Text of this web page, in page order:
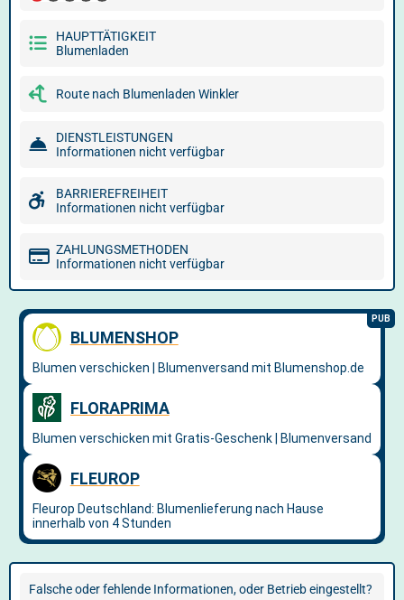
HAUPTTÄTIGKEIT
Blumenladen
Route nach Blumenladen Winkler
DIENSTLEISTUNGEN
Informationen nicht verfügbar
BARRIEREFREIHEIT
Informationen nicht verfügbar
ZAHLUNGSMETHODEN
Informationen nicht verfügbar
Falsche oder fehlende Informationen, oder Betrieb eingestellt?